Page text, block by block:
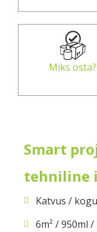
Miks osta?
Smart
tehniline
Katvus /
6m² / 950ml /